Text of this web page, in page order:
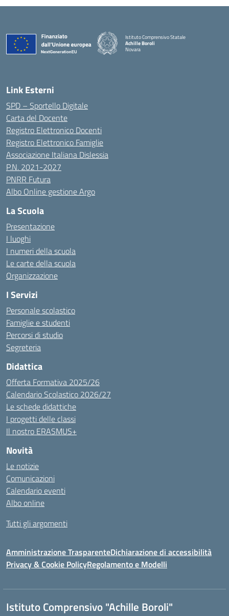
Istituto Comprensivo Statale
Achille Boroli
Novara
Link Esterni
SPD – Sportello Digitale
Carta del Docente
Registro Elettronico Docenti
Registro Elettronico Famiglie
Associazione Italiana Dislessia
P.N. 2021-2027
PNRR Futura
Albo Online gestione Argo
La Scuola
Presentazione
I luoghi
I numeri della scuola
Le carte della scuola
Organizzazione
I Servizi
Personale scolastico
Famiglie e studenti
Percorsi di studio
Segreteria
Didattica
Offerta Formativa 2025/26
Calendario Scolastico 2026/27
Le schede didattiche
I progetti delle classi
Il nostro ERASMUS+
Novità
Le notizie
Comunicazioni
Calendario eventi
Albo online
Tutti gli argomenti
Amministrazione TrasparenteDichiarazione di accessibilità
Privacy & Cookie PolicyRegolamento e Modelli
Istituto Comprensivo "Achille Boroli"